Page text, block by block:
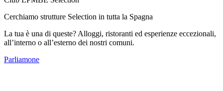
Cerchiamo strutture Selection in tutta la Spagna
La tua è una di queste? Alloggi, ristoranti ed esperienze eccezionali,
all’interno o all’esterno dei nostri comuni.
Parliamone